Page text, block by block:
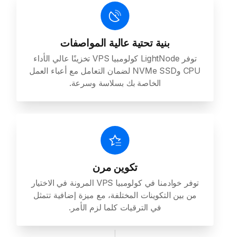
بنية تحتية عالية المواصفات
توفر LightNode كولومبيا VPS تخزينًا عالي الأداء
CPU وNVMe SSD لضمان التعامل مع أعباء العمل
الخاصة بك بسلاسة وسرعة.
تكوين مرن
توفر خوادمنا في كولومبيا VPS المرونة في الاختيار
من بين التكوينات المختلفة، مع ميزة إضافية تتمثل
في الترقيات كلما لزم الأمر.